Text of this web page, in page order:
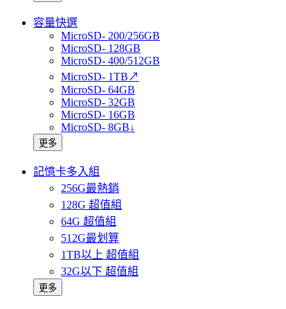
容量快選
MicroSD- 200/256GB
MicroSD- 128GB
MicroSD- 400/512GB
MicroSD- 1TB↗
MicroSD- 64GB
MicroSD- 32GB
MicroSD- 16GB
MicroSD- 8GB↓
更多
記憶卡多入組
256G最熱銷
128G 超值組
64G 超值組
512G最划算
1TB以上 超值組
32G以下 超值組
更多